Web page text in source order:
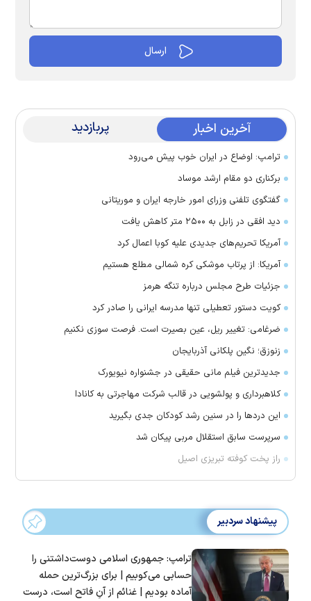
آخرین اخبار پربازدید
ترامپ: اوضاع در ایران خوب پیش می‌رود
برکناری دو مقام ارشد موساد
گفتگوی تلفنی وزرای امور خارجه ایران و موریتانی
دید افقی در زابل به ۲۵۰۰ متر کاهش یافت
آمریکا تحریم‌های جدیدی علیه کوبا اعمال کرد
آمریکا: از پرتاب موشکی کره شمالی مطلع هستیم
جزئیات طرح مجلس درباره تنگه هرمز
کویت دستور تعطیلی تنها مدرسه ایرانی را صادر کرد
ضرغامی: تغییر ریل، عین بصیرت است. فرصت سوزی نکنیم
زنوزق؛ نگین پلکانی آذربایجان
جدیدترین فیلم مانی حقیقی در جشنواره نیویورک
کلاهبرداری و پولشویی در قالب شرکت مهاجرتی به کانادا
این درد‌ها را در سنین رشد کودکان جدی بگیرید
سرپرست سابق استقلال مربی پیکان شد
راز پخت کوفته تبریزی اصیل
پیشنهاد سردبیر
ترامپ: جمهوری اسلامی دوست‌داشتنی را
حسابی می‌کوبیم | برای بزرگ‌ترین حمله
آماده بودیم | غنائم از آنِ فاتح است، درست